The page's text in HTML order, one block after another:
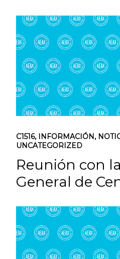
C1516, INFORMACIÓN,
UNCATEGORIZED
Reunión con
General de